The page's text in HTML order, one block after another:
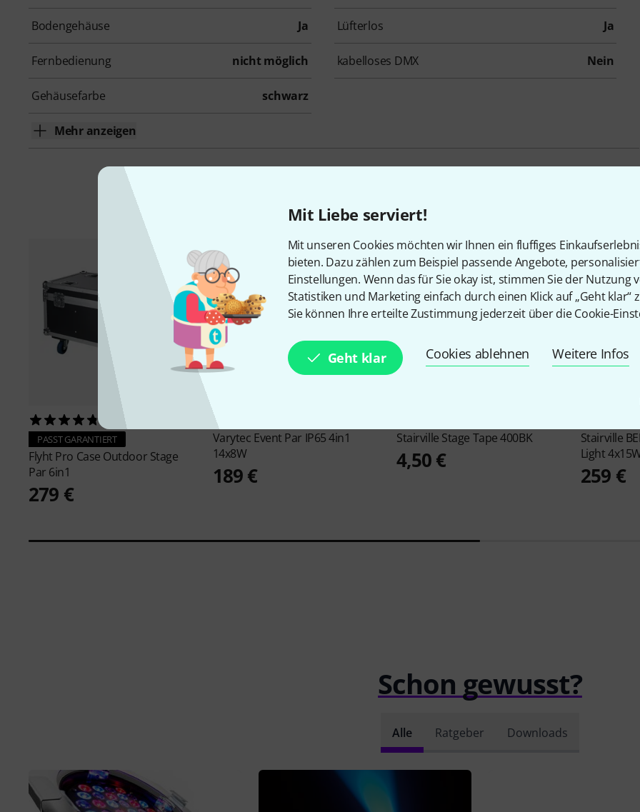
Mit Liebe serviert!
Mit unseren Cookies möchten wir Ihnen ein fluffiges
bieten. Dazu zählen zum Beispiel passende Angebote,
Einstellungen. Wenn das für Sie okay ist, stimmen Sie der Nutzung
Statistiken und Marketing einfach durch einen Klick auf „Geht klar“
Sie können Ihre erteilte Zustimmung jederzeit über die Cookie-
Geht klar Cookies ablehnen Weitere Infos
Bodengehäuse Ja Lüfterlos Ja
Fernbedienung nicht möglich kabelloses DMX Nein
Gehäusefarbe schwarz
Mehr anzeigen
PASST GARANTIERT
Flyht Pro Case Outdoor Stage
Par 6in1
279 €
Varytec Event Par IP65 4in1
14x8W
189 €
Stairville Stage Tape 400BK
4,50 €
Stairville
Light
259 €
Schon gewusst?
Alle Ratgeber Downloads